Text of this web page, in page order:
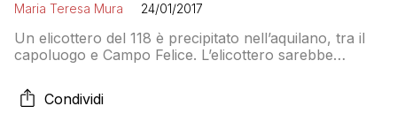
Maria Teresa Mura 24/01/2017
Un elicottero del 118 è precipitato nell’aquilano, tra il
capoluogo e Campo Felice. L’elicottero sarebbe
Marsicane ci sono sei persone a bordo: I soccorritori
di varie forze dell’ordine si stanno recando sul posto.
Condividi